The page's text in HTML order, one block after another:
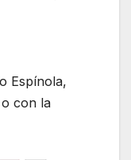
Espínola,
o con la